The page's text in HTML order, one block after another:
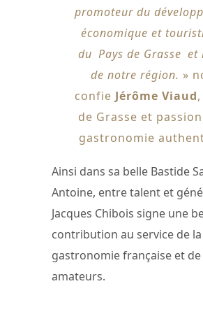
promoteur du
économique et
du Pays de Grasse et
de notre région. »
confie Jérôme Viaud
de Grasse et
gastronomie
Ainsi dans sa belle Bastide
Antoine, entre talent et
Jacques Chibois signe une
contribution au service de la
gastronomie française et de
amateurs.